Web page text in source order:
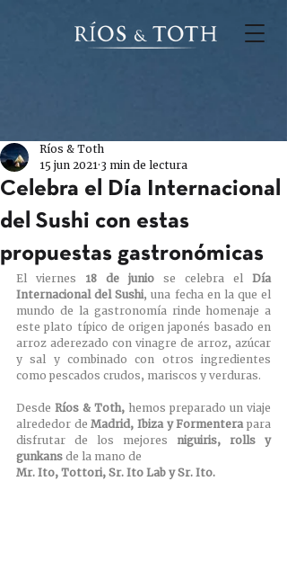
Celebra el Día Internacional
del Sushi con estas
propuestas gastronómicas
Ríos & Toth
15 jun 2021 3 min de lectura
El viernes 18 de junio se celebra el Día
Internacional del Sushi, una fecha en la que el
mundo de la gastronomía rinde homenaje a
este plato típico de origen japonés basado en
arroz aderezado con vinagre de arroz, azúcar
y sal y combinado con otros ingredientes
como pescados crudos, mariscos y verduras.
Desde Ríos & Toth, hemos preparado un viaje
alrededor de Madrid, Ibiza y Formentera para
disfrutar de los mejores niguiris, rolls y
gunkans de la mano de
Mr. Ito, Tottori, Sr. Ito Lab y Sr. Ito.